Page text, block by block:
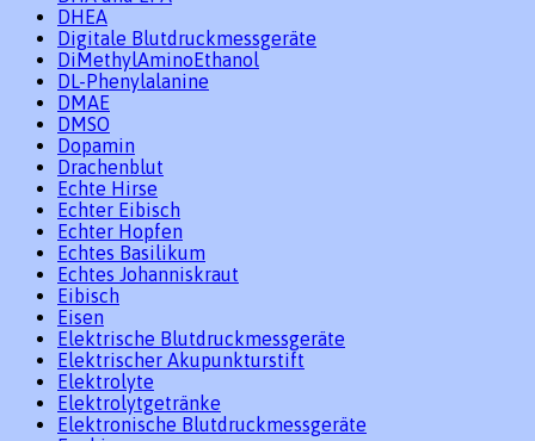
DHEA
Digitale Blutdruckmessgeräte
DiMethylAminoEthanol
DL-Phenylalanine
DMAE
DMSO
Dopamin
Drachenblut
Echte Hirse
Echter Eibisch
Echter Hopfen
Echtes Basilikum
Echtes Johanniskraut
Eibisch
Eisen
Elektrische Blutdruckmessgeräte
Elektrischer Akupunkturstift
Elektrolyte
Elektrolytgetränke
Elektronische Blutdruckmessgeräte